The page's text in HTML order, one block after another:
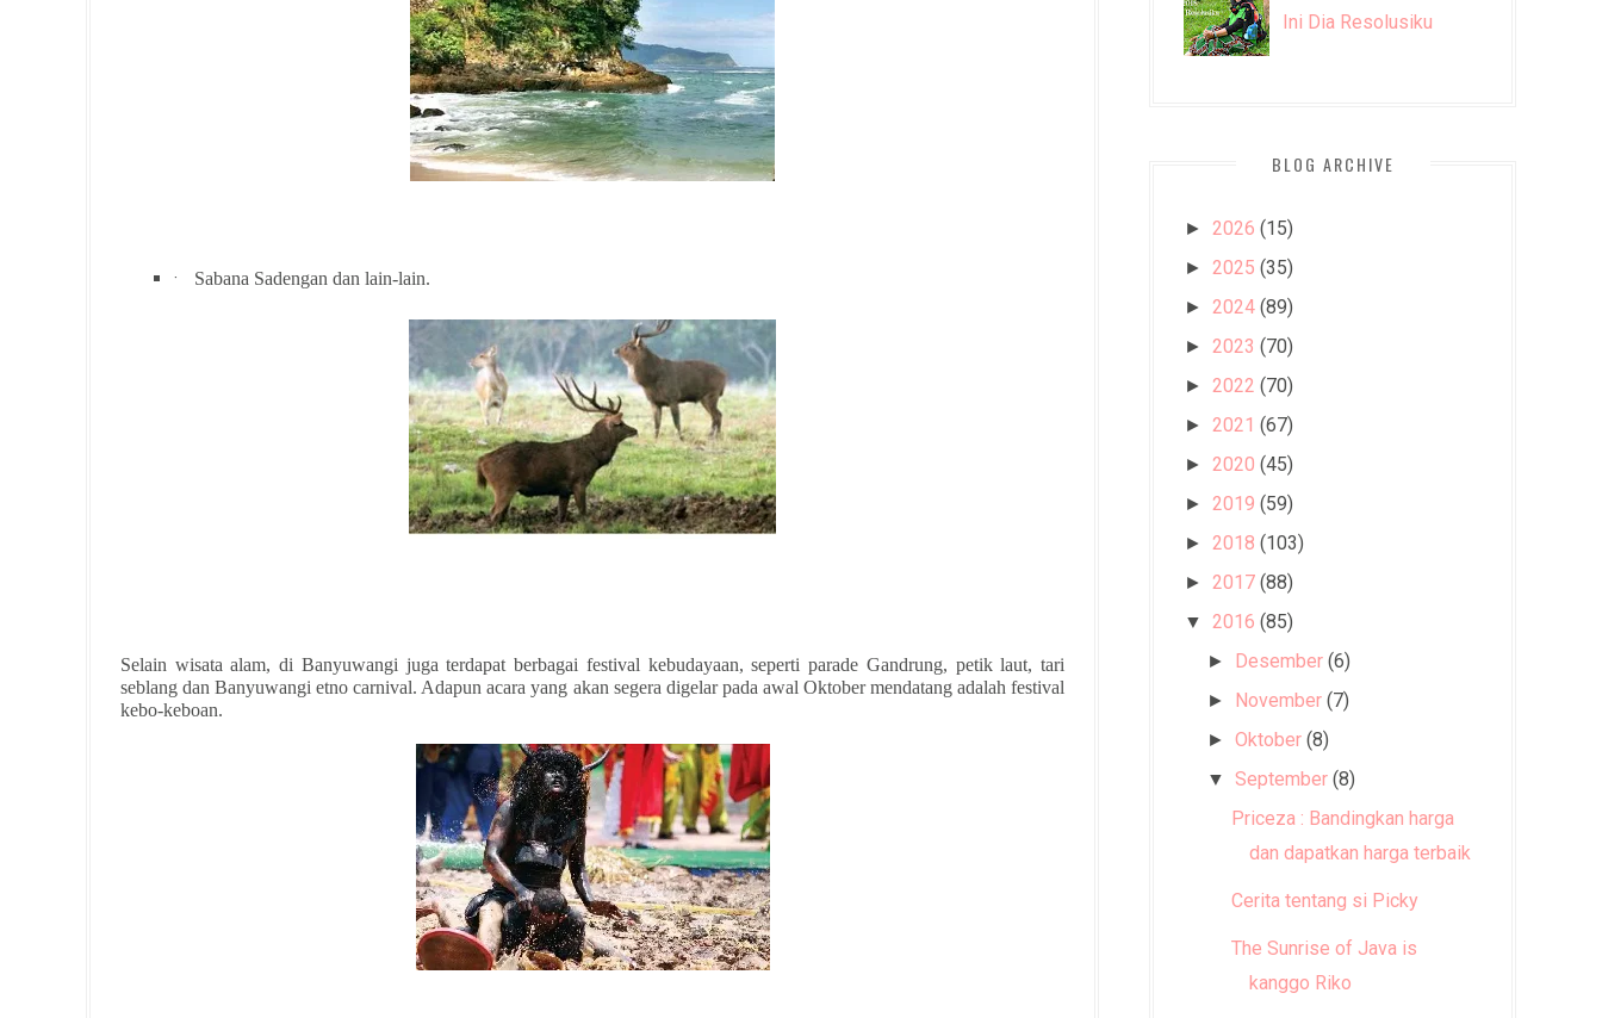
· Sabana Sadengan dan lain-lain.
Selain wisata alam, di Banyuwangi juga terdapat berbagai festival kebudayaan, seperti parade Gandrung, petik laut, tari
seblang dan Banyuwangi etno carnival. Adapun acara yang akan segera digelar pada awal Oktober mendatang adalah festival
kebo-keboan.
Ini Dia Resolusiku
BLOG ARCHIVE
► 2026 (15)
► 2025 (35)
► 2024 (89)
► 2023 (70)
► 2022 (70)
► 2021 (67)
► 2020 (45)
► 2019 (59)
► 2018 (103)
► 2017 (88)
▼ 2016 (85)
► Desember (6)
► November (7)
►Oktober (8)
▼ September (8)
Priceza : Bandingkan harga
dan dapatkan harga terbaik
Cerita tentang si Picky
The Sunrise of Java is
kanggo Riko